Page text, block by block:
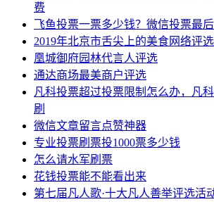
费
飞鱼投票一票多少钱？微信投票最
2019年北京市舌尖上的美食网络评
凰城御府园林代言人评选
通达商场最美商户评选
凡科投票超过投票限制怎么办，凡
刷
微信文章留言点赞神器
专业投票刷票投1000票多少钱
怎么请水军刷票
花钱投票能不能看出来
第七届凡人歌·十大凡人善举评选活